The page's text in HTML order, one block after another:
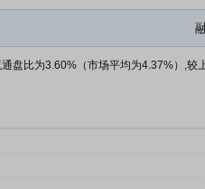
盘比为3.60%（市场平均为4.37%）,较